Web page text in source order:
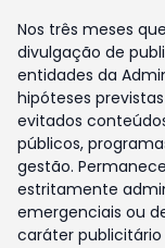
Nos três meses
divulgação de
entidades da
hipóteses
evitados
públicos,
gestão.
estritamente
emergenciais ou
caráter